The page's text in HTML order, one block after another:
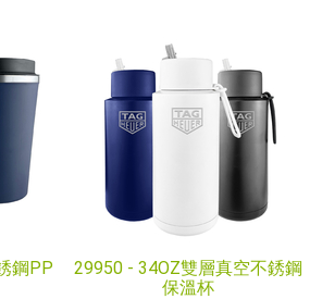
鋼PP
29950 - 34OZ雙層真空不銹鋼
保溫杯